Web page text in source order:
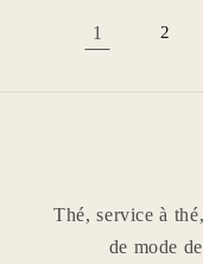
1 2
Thé, service à
de mode